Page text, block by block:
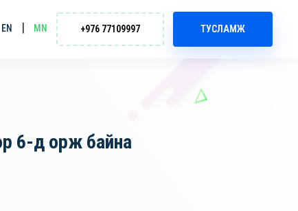
EN | MN +976 77109997 ТУСЛАМЖ
6-д орж байна